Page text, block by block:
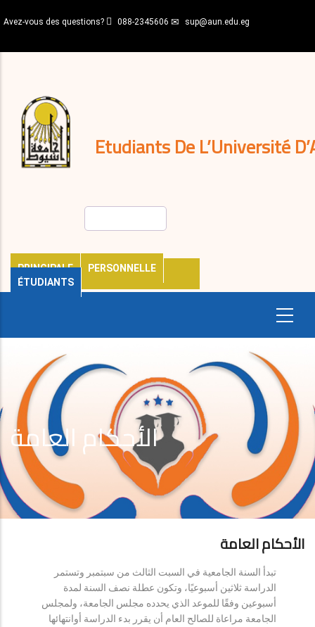
au
principal
Avez-vous des questions? 088-2345606 sup@aun.edu.eg
Etudiants De L’Université
PRINCIPALE
PERSONNELLE
ÉTUDIANTS
décisions
Expatriés
Journal
الأحكام العامة
الأحكام العامة
تبدأ السنة الجامعية في السبت الثالث من سبتمبر وتستمر
الدراسة ثلاثين أسبوعيًا، وتكون عطلة نصف السنة لمدة
أسبوعين وفقًا للموعد الذي يحدده مجلس الجامعة، ولمجلس
الجامعة مراعاة للصالح العام أن يقرر بدء الدراسة أوانتهائها